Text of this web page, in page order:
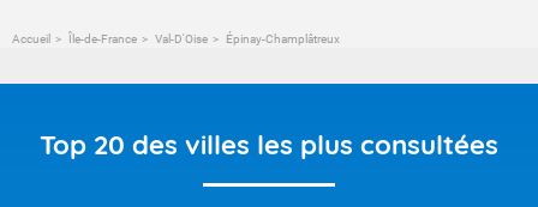
Accueil Île-de-France Val-D'Oise Épinay-Champlâtreux
Top 20 des villes les plus consultées